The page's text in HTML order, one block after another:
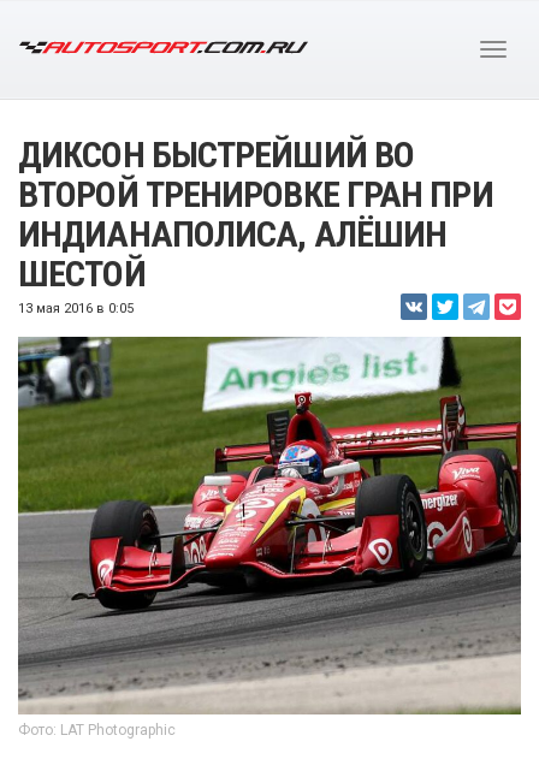
ДИКСОН БЫСТРЕЙШИЙ ВО
ВТОРОЙ ТРЕНИРОВКЕ ГРАН ПРИ
ИНДИАНАПОЛИСА, АЛЁШИН
ШЕСТОЙ
13 мая 2016 в 0:05
Фото: LAT Photographic